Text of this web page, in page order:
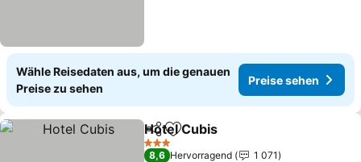
Wähle Reisedaten aus, um die genauen
Preise zu sehen
Preise sehen
TeilenZu Favoriten hinzufügen
Hotel Cubis
3 Sterne
8,6 Hervorragend
1 071